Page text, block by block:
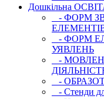
Дошкільна
- ФОРМ
- ФОРМ
УЯВЛЕНЬ
-
-
- Стенди